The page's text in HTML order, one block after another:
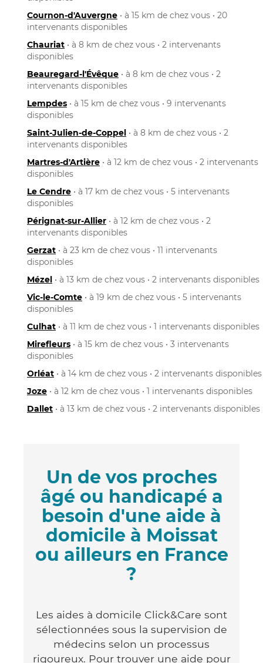
Cournon-d'Auvergne • à 15 km de chez vous • 20
intervenants disponibles
Chauriat • à 8 km de chez vous • 2 intervenants
disponibles
Beauregard-l'Évêque • à 8 km de chez vous • 2
intervenants disponibles
Lempdes • à 15 km de chez vous • 9 intervenants
disponibles
Saint-Julien-de-Coppel • à 8 km de chez vous • 2
intervenants disponibles
Martres-d'Artière • à 12 km de chez vous • 2 intervenants
disponibles
Le Cendre • à 17 km de chez vous • 5 intervenants
disponibles
Pérignat-sur-Allier • à 12 km de chez vous • 2
intervenants disponibles
Gerzat • à 23 km de chez vous • 11 intervenants
disponibles
Mézel • à 13 km de chez vous • 2 intervenants disponibles
Vic-le-Comte • à 19 km de chez vous • 5 intervenants
disponibles
Culhat • à 11 km de chez vous • 1 intervenants disponibles
Mirefleurs • à 15 km de chez vous • 3 intervenants
disponibles
Orléat • à 14 km de chez vous • 2 intervenants disponibles
Joze • à 12 km de chez vous • 1 intervenants disponibles
Dallet • à 13 km de chez vous • 2 intervenants disponibles
Un de vos proches
âgé ou handicapé a
besoin d'une aide à
domicile à Moissat
ou ailleurs en France
?
Les aides à domicile Click&Care sont
sélectionnées sous la supervision de
médecins selon un processus
rigoureux. Pour trouver une aide pour